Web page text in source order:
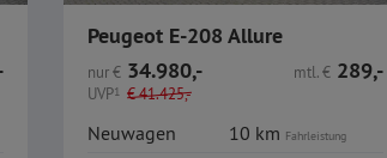
Peugeot E-208 Allure
nur€ 34.980,-
UVP1 €41.425,-
mtl.€ 289,-
Neuwagen 10 km Fahrleistung